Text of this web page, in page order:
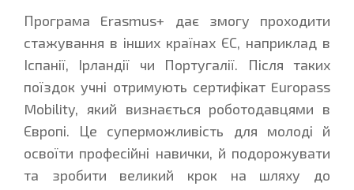
Програма Erasmus+ дає змогу проходити
стажування в інших країнах ЄС, наприклад в
Іспанії, Ірландії чи Португалії. Після таких
поїздок учні отримують сертифікат Europass
Mobility, який визнається роботодавцями в
Європі. Це суперможливість для молоді й
освоїти професійні навички, й подорожувати
та зробити великий крок на шляху до